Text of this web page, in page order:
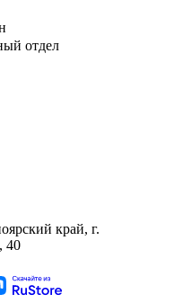
отдел
край, г.
40